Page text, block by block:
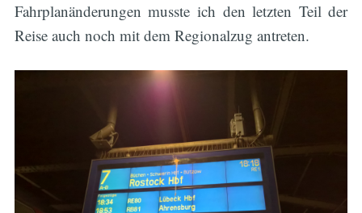
Fahrplanänderungen musste ich den letzten Teil der
Reise auch noch mit dem Regionalzug antreten.